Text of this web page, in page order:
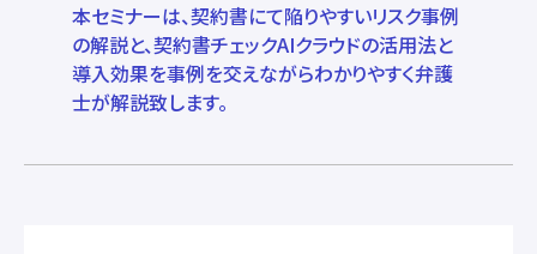
本セミナーは、契約書にて陥りやすいリスク事例
の解説と、契約書チェックAIクラウドの活用法と
導入効果を事例を交えながらわかりやすく弁護
士が解説致します。